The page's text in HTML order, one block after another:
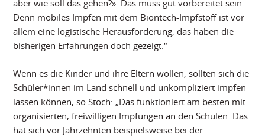
aber wie soll das gehen?». Das muss gut vorbereitet sein.
Denn mobiles Impfen mit dem Biontech-Impfstoff ist vor
allem eine logistische Herausforderung, das haben die
bisherigen Erfahrungen doch gezeigt.“
Wenn es die Kinder und ihre Eltern wollen, sollten sich die
Schüler*innen im Land schnell und unkompliziert impfen
lassen können, so Stoch: „Das funktioniert am besten mit
organisierten, freiwilligen Impfungen an den Schulen. Das
hat sich vor Jahrzehnten beispielsweise bei der